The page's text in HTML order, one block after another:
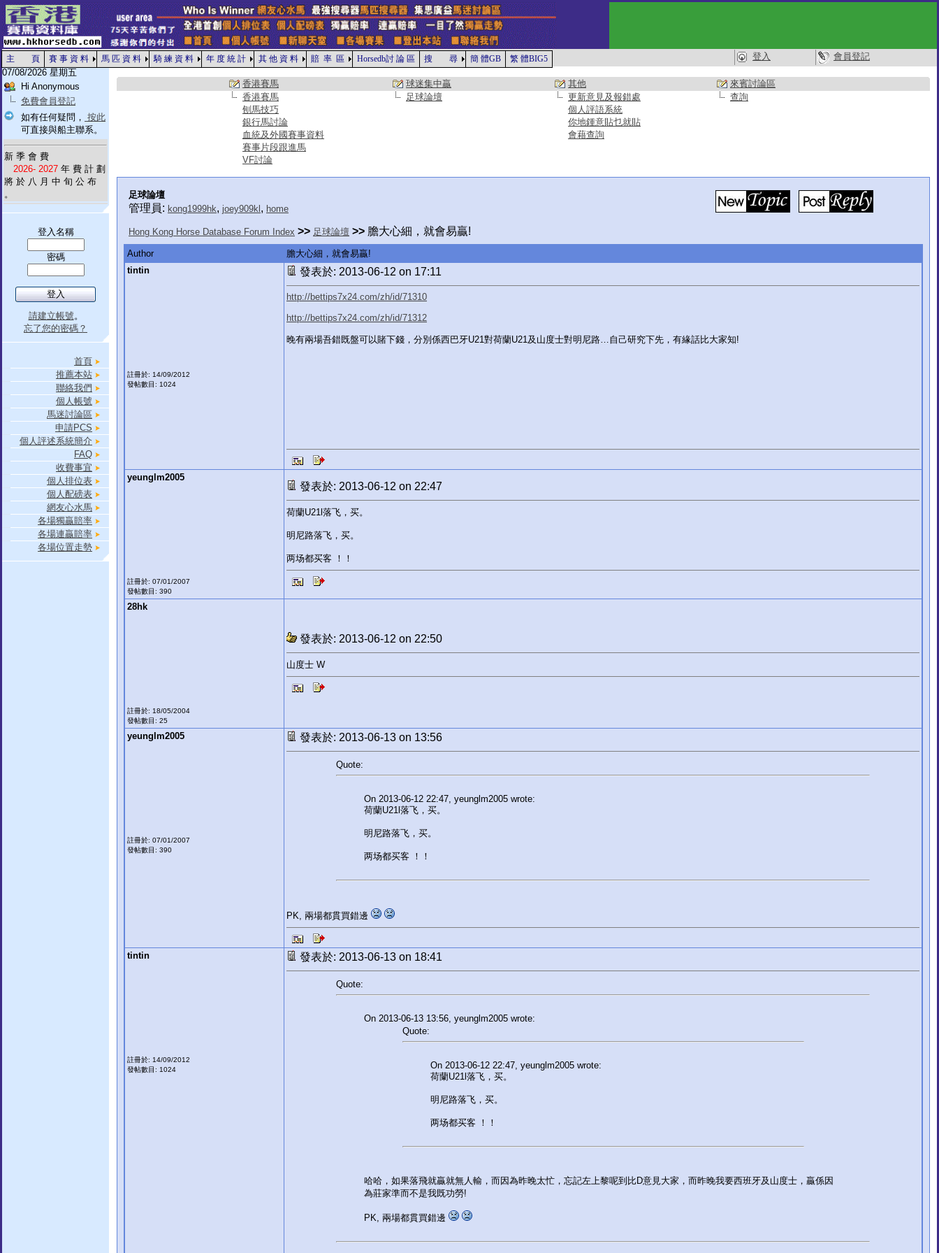
主 頁 賽 事 資 料 馬 匹 資 料 騎 練 資 料 年 度 統 計 其 他 資 料 賠 率 區 Horsedb討 論 區 搜 尋 簡 體GB 繁 體BIG5 登入
會員登記
07/08/2026 星期五
Hi Anonymous
免費會員登記
如有任何疑問， 按此
可直接與船主聯系。
新 季 會 費
2026- 2027 年 費 計 劃
將 於 八 月 中 旬 公 布
。
登入名稱
密碼
請建立帳號。
忘了您的密碼？
首頁
推薦本站
聯絡我們
個人帳號
馬迷討論區
申請PCS
個人評述系統簡介
FAQ
收費事宜
個人排位表
個人配磅表
網友心水馬
各場獨贏賠率
各場連贏賠率
各場位置走勢
香港賽馬 球迷集中贏 其他
來賓討論區
香港賽馬
足球論壇 更新意見及報錯處
查詢
刨馬技巧
個人評語系統
銀行馬討論
你地鍾意貼乜就貼
血統及外國賽事資料
會藉查詢
賽事片段跟進馬
VF討論
足球論壇
管理員: kong1999hk, joey909kl , home
Hong Kong Horse Database Forum Index >> 足球論壇 >> 膽大心細，就會易贏!
Author
膽大心細，就會易贏!
tintin
註冊於: 14/09/2012
發帖數目: 1024
發表於: 2013-06-12 on 17:11
http://bettips7x24.com/zh/id/71310
http://bettips7x24.com/zh/id/71312
晚有兩場吾錯既盤可以賭下錢，分別係西巴牙U21對荷蘭U21及山度士對明尼路…自己研究下先，有緣話比大家知!
yeunglm2005
註冊於: 07/01/2007
發帖數目: 390
發表於: 2013-06-12 on 22:47
荷蘭U21l落飞，买。
明尼路落飞，买。
两场都买客 ！！
28hk
註冊於: 18/05/2004
發帖數目: 25
發表於: 2013-06-12 on 22:50
山度士 W
yeunglm2005
註冊於: 07/01/2007
發帖數目: 390
發表於: 2013-06-13 on 13:56
Quote:
On 2013-06-12 22:47, yeunglm2005 wrote:
荷蘭U21l落飞，买。
明尼路落飞，买。
两场都买客 ！！
PK, 兩場都貫買錯邊
tintin
註冊於: 14/09/2012
發帖數目: 1024
發表於: 2013-06-13 on 18:41
Quote:
On 2013-06-13 13:56, yeunglm2005 wrote:
Quote:
On 2013-06-12 22:47, yeunglm2005 wrote:
荷蘭U21l落飞，买。
明尼路落飞，买。
两场都买客 ！！
哈哈，如果落飛就贏就無人輸，而因為昨晚太忙，忘記左上黎呢到比D意見大家，而昨晚我要西班牙及山度士，贏係因
為莊家準而不是我既功勞!
PK, 兩場都貫買錯邊